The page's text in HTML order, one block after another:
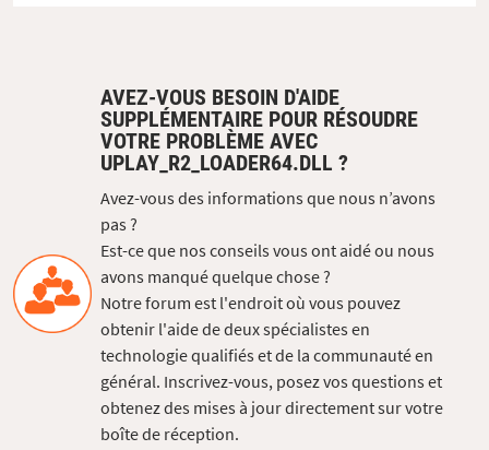
AVEZ-VOUS BESOIN D'AIDE
SUPPLÉMENTAIRE POUR RÉSOUDRE
VOTRE PROBLÈME AVEC
UPLAY_R2_LOADER64.DLL ?
Avez-vous des informations que nous n’avons
pas ?
Est-ce que nos conseils vous ont aidé ou nous
avons manqué quelque chose ?
Notre forum est l'endroit où vous pouvez
obtenir l'aide de deux spécialistes en
technologie qualifiés et de la communauté en
général. Inscrivez-vous, posez vos questions et
obtenez des mises à jour directement sur votre
boîte de réception.